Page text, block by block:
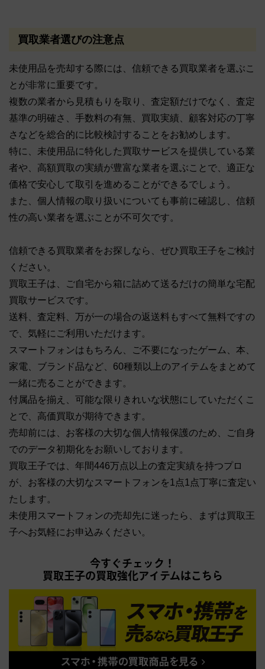
買取業者選びの注意点
未使用品を売却する際には、信頼できる買取業者を選ぶこ
とが非常に重要です。
複数の業者から見積もりを取り、査定額だけでなく、査定
基準の明確さ、手数料の有無、買取実績、顧客対応の丁寧
さなどを総合的に比較検討することをお勧めします。
特に、未使用品に特化した買取サービスを提供している業
者や、高額買取の実績が豊富な業者を選ぶことで、適正な
価格で安心して取引を進めることができるでしょう。
また、個人情報の取り扱いについても事前に確認し、信頼
性の高い業者を選ぶことが不可欠です。
信頼できる買取業者をお探しなら、ぜひ買取王子をご検討
ください。
買取王子は、ご自宅から箱に詰めて送るだけの簡単な宅配
買取サービスです。
送料、査定料、万が一の場合の返送料もすべて無料ですの
で、気軽にご利用いただけます。
スマートフォンはもちろん、ご不要になったゲーム、本、
家電、ブランド品など、60種類以上のアイテムをまとめて
一緒に売ることができます。
付属品を揃え、可能な限りきれいな状態にしていただくこ
とで、高価買取が期待できます。
売却前には、お客様の大切な個人情報保護のため、ご自身
でのデータ初期化をお願いしております。
買取王子では、年間446万点以上の査定実績を持つプロ
が、お客様の大切なスマートフォンを1点1点丁寧に査定い
たします。
未使用スマートフォンの売却先に迷ったら、まずは買取王
子へお気軽にお申込みください。
今すぐチェック！
買取王子の買取強化アイテムはこちら